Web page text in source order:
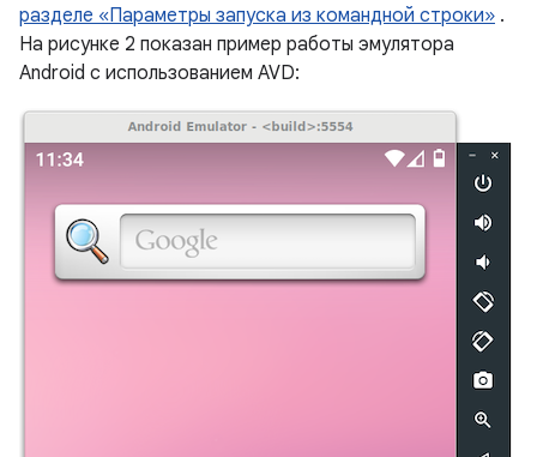
разделе «Параметры запуска из командной строки» .
На рисунке 2 показан пример работы эмулятора
Android с использованием AVD: